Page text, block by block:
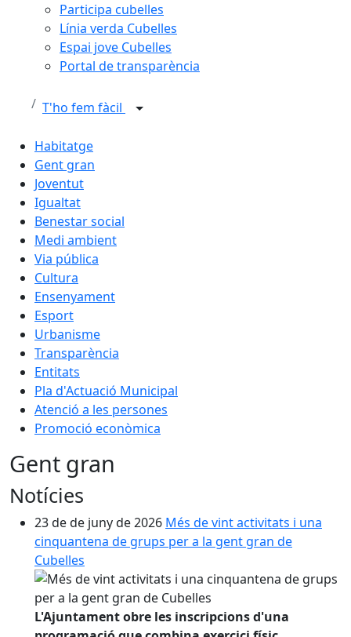
Participa cubelles
Línia verda Cubelles
Espai jove Cubelles
Portal de transparència
T'ho fem fàcil
Habitatge
Gent gran
Joventut
Igualtat
Benestar social
Medi ambient
Via pública
Cultura
Ensenyament
Esport
Urbanisme
Transparència
Entitats
Pla d'Actuació Municipal
Atenció a les persones
Promoció econòmica
Gent gran
Notícies
23 de de juny de 2026 Més de vint activitats i una
cinquantena de grups per a la gent gran de
Cubelles
L'Ajuntament obre les inscripcions d'una